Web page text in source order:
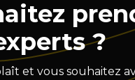
?
et vous souhaitez